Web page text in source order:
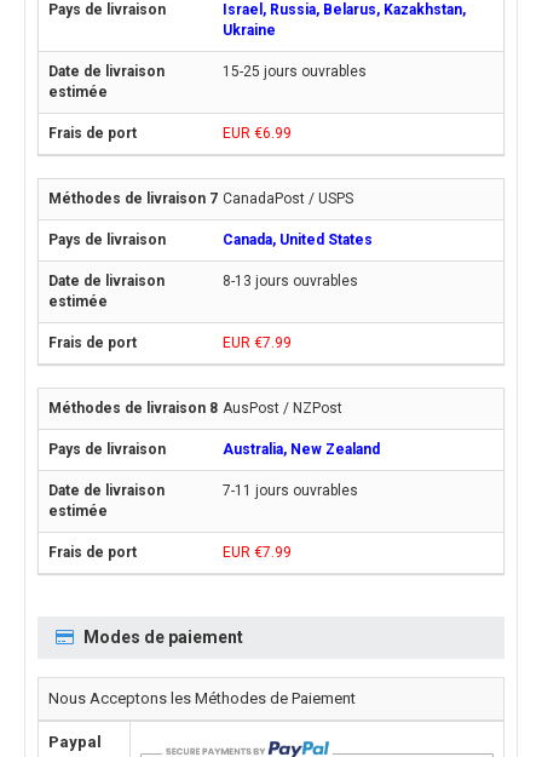
Israel, Russia, Belarus, Kazakhstan,
Ukraine
15-25 jours ouvrables
EUR €6.99
CanadaPost / USPS
Canada, United States
8-13 jours ouvrables
EUR €7.99
AusPost / NZPost
Australia, New Zealand
7-11 jours ouvrables
EUR €7.99
Modes de paiement
Nous Acceptons les Méthodes de Paiement
Paypal